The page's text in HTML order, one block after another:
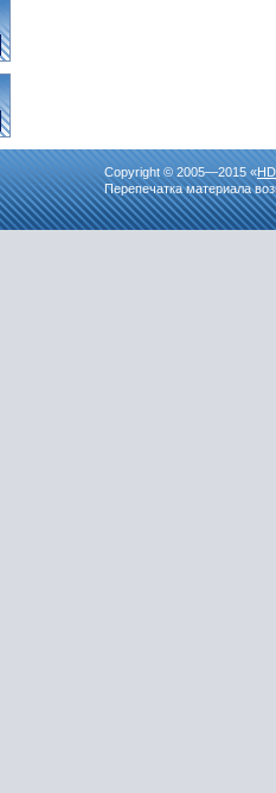
Copyright © 2005—2015 «
Перепечатка материала